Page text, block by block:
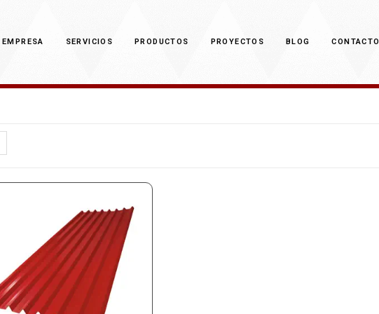
EMPRESA SERVICIOS PRODUCTOS PROYECTOS BLOG CONTACTO